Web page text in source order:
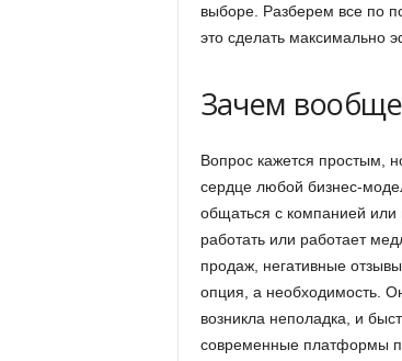
выборе. Разберем все по
это сделать максимально
Зачем
Вопрос кажется простым,
сердце любой бизнес-
общаться с компанией
работать или работает
продаж, негативные
опция, а необходимость.
возникла неполадка, и
современные платформы